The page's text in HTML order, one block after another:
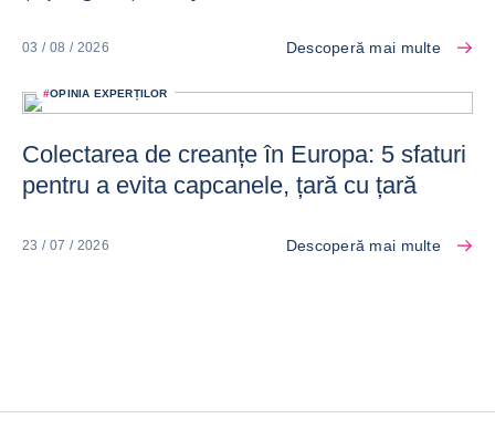
03 / 08 / 2026 Descoperă mai multe
#OPINIA EXPERȚILOR
Colectarea de creanțe în Europa: 5 sfaturi
pentru a evita capcanele, țară cu țară
23 / 07 / 2026 Descoperă mai multe